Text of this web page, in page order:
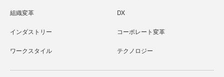
組織変革 DX
インダストリー コーポレート変革
ワークスタイル テクノロジー